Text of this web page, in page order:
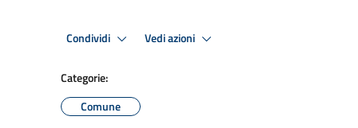
Condividi Vedi azioni
Categorie:
Comune